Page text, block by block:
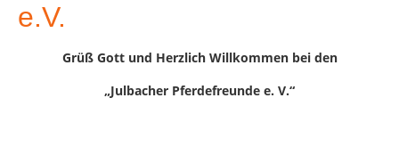
e.V.
Grüß Gott und Herzlich Willkommen bei den
„Julbacher Pferdefreunde e. V.“